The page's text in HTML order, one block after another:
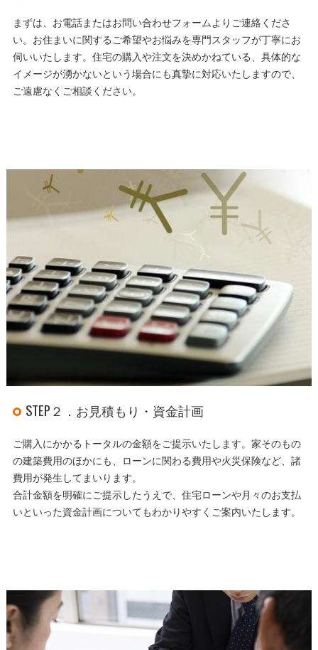
まずは、お電話またはお問い合わせフォームよりご連絡くださ
い。お住まいに関するご希望やお悩みを専門スタッフが丁寧にお
伺いいたします。住宅の購入や注文を決めかねている、具体的な
イメージが湧かないという場合にも真摯に対応いたしますので、
ご遠慮なくご相談ください。
STEP２．お見積もり・資金計画
ご購入にかかるトータルの金額をご提示いたします。家そのもの
の建築費用のほかにも、ローンに関わる費用や火災保険など、諸
費用が発生してまいります。
合計金額を明確にご提示したうえで、住宅ローンや月々のお支払
いといった資金計画についてもわかりやすくご案内いたします。